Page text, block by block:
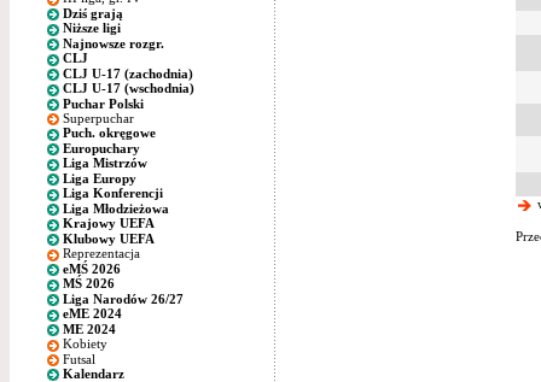
Dziś grają
Niższe ligi
Najnowsze rozgr.
CLJ
CLJ U-17 (zachodnia)
CLJ U-17 (wschodnia)
Puchar Polski
Superpuchar
Puch. okręgowe
Europuchary
Liga Mistrzów
Liga Europy
Liga Konferencji
Liga Młodzieżowa
Krajowy UEFA
Klubowy UEFA
Reprezentacja
eMŚ 2026
MŚ 2026
Liga Narodów 26/27
eME 2024
ME 2024
Kobiety
Futsal
Kalendarz